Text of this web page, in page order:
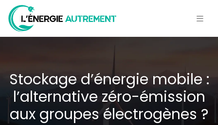
Stockage d’énergie mobile :
l’alternative zéro-émission
aux groupes électrogènes ?